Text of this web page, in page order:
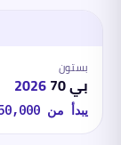
بستون
بي 70 2026
يبدأ من